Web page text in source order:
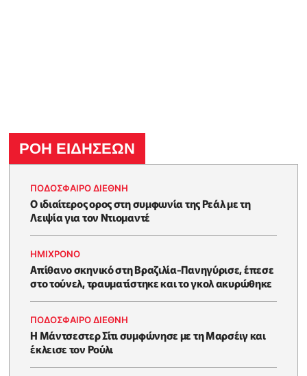
ΡΟΗ ΕΙΔΗΣΕΩΝ
ΠΟΔΟΣΦΑΙΡΟ ΔΙΕΘΝΗ
Ο ιδιαίτερος ορος στη συμφωνία της Ρεάλ με τη
Λειψία για τον Ντιομαντέ
HΜΊΧΡΟΝΟ
Απίθανο σκηνικό στη Βραζιλία-Πανηγύρισε, έπεσε
στο τούνελ, τραυματίστηκε και το γκολ ακυρώθηκε
ΠΟΔΟΣΦΑΙΡΟ ΔΙΕΘΝΗ
Η Μάντσεστερ Σίτι συμφώνησε με τη Μαρσέιγ και
έκλεισε τον Ρούλι